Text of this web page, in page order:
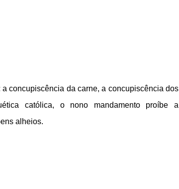
concupiscência da carne, a concupiscência dos
católica, o nono mandamento proíbe a
alheios.